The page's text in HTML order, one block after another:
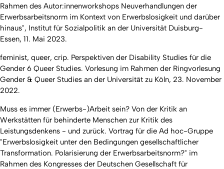
Rahmen des Autor:innenworkshops Neuverhandlungen der
Erwerbsarbeitsnorm im Kontext von Erwerbslosigkeit und darüber
hinaus", Institut für Sozialpolitik an der Universität Duisburg-
Essen, 11. Mai 2023.
feminist, queer, crip. Perspektiven der Disability Studies für die
Gender 6 Queer Studies. Vorlesung im Rahmen der Ringvorlesung
Gender & Queer Studies an der Universität zu Köln, 23. November
2022.
Muss es immer (Erwerbs-)Arbeit sein? Von der Kritik an
Werkstätten für behinderte Menschen zur Kritik des
Leistungsdenkens - und zurück. Vortrag für die Ad hoc-Gruppe
"Erwerbslosigkeit unter den Bedingungen gesellschaftlicher
Transformation. Polarisierung der Erwerbsarbeitsnorm?" im
Rahmen des Kongresses der Deutschen Gesellschaft für